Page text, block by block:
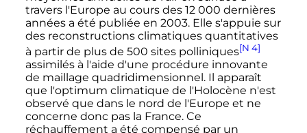
travers l'Europe au cours des 12 000 dernières
années a été publiée en 2003. Elle s'appuie sur
des reconstructions climatiques quantitatives
à partir de plus de 500 sitespolliniques[N 4]
assimilés à l'aide d'une procédure innovante
de maillage quadridimensionnel. Il apparaît
que l'optimum climatique de l'Holocène n'est
observé que dans le nord de l'Europe et ne
concerne donc pas la France. Ce
réchauffement a été compensé par un